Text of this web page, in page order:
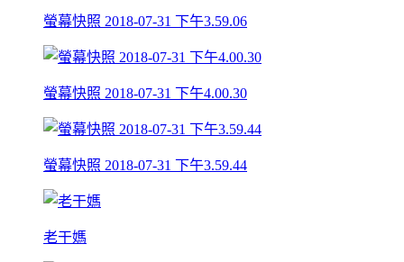
螢幕快照 2018-07-31 下午3.59.06
螢幕快照 2018-07-31 下午4.00.30
螢幕快照 2018-07-31 下午3.59.44
老干媽